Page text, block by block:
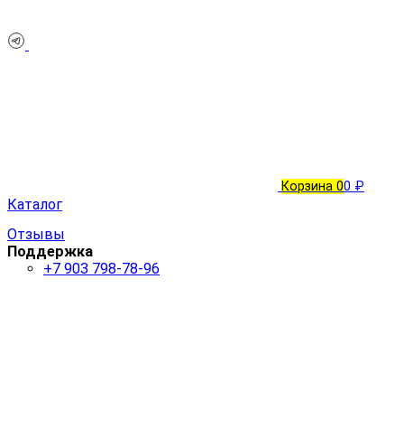
Корзина 00 ₽
Каталог
Отзывы
Поддержка
+7 903 798-78-96